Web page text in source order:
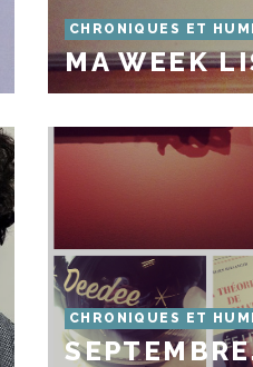
CHRONIQUES ET
MA WEEK
CHRONIQUES ET